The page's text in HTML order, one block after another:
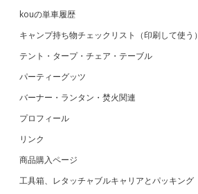
kouの単車履歴
キャンプ持ち物チェックリスト（印刷して使う）
テント・タープ・チェア・テーブル
パーティーグッツ
バーナー・ランタン・焚火関連
プロフィール
リンク
商品購入ページ
工具箱、レタッチャブルキャリアとパッキング